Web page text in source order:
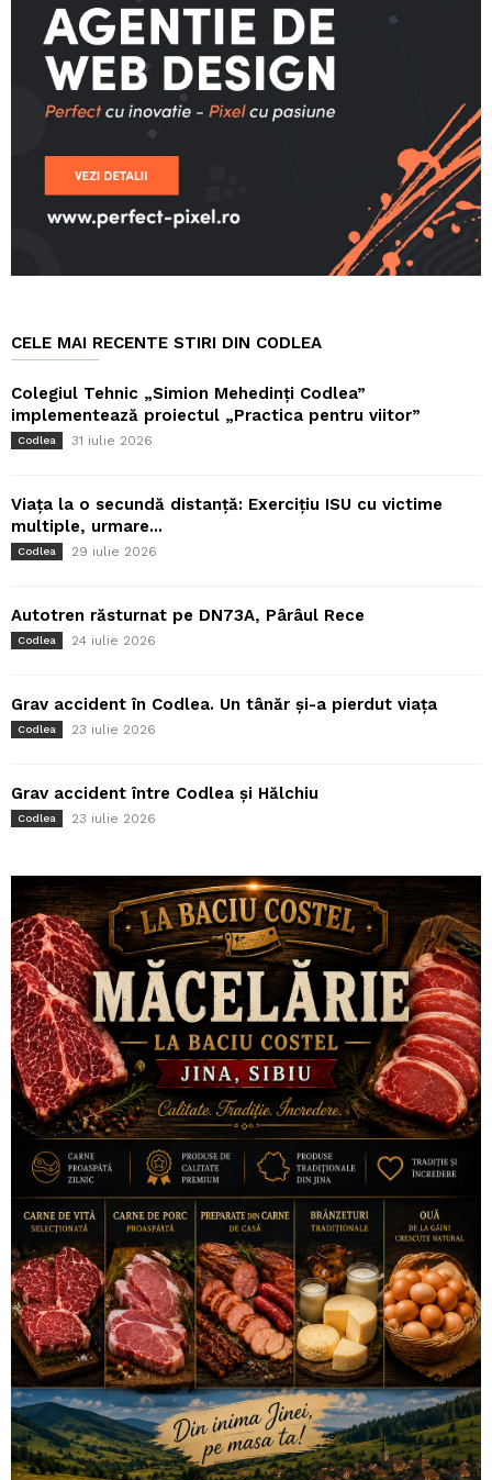
CELE MAI RECENTE STIRI DIN CODLEA
Colegiul Tehnic „Simion Mehedinți Codlea”
implementează proiectul „Practica pentru viitor”
Codlea 31 iulie 2026
Viața la o secundă distanță: Exercițiu ISU cu victime
multiple, urmare...
Codlea 29 iulie 2026
Autotren răsturnat pe DN73A, Pârâul Rece
Codlea 24 iulie 2026
Grav accident în Codlea. Un tânăr și-a pierdut viața
Codlea 23 iulie 2026
Grav accident între Codlea și Hălchiu
Codlea 23 iulie 2026